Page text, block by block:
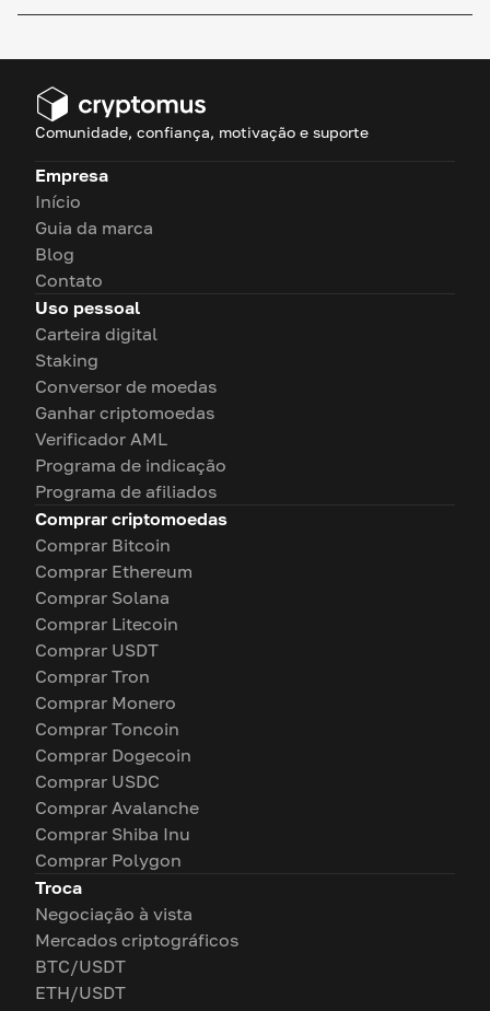
Comunidade, confiança, motivação e suporte
Empresa
Início
Guia da marca
Blog
Contato
Uso pessoal
Carteira digital
Staking
Conversor de moedas
Ganhar criptomoedas
Verificador AML
Programa de indicação
Programa de afiliados
Comprar criptomoedas
Comprar Bitcoin
Comprar Ethereum
Comprar Solana
Comprar Litecoin
Comprar USDT
Comprar Tron
Comprar Monero
Comprar Toncoin
Comprar Dogecoin
Comprar USDC
Comprar Avalanche
Comprar Shiba Inu
Comprar Polygon
Troca
Negociação à vista
Mercados criptográficos
BTC/USDT
ETH/USDT